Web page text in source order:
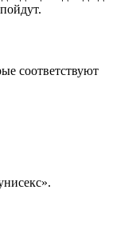
соответствуют